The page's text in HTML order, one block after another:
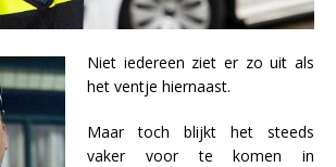
Niet iedereen ziet er zo uit als
het ventje hiernaast.
Maar toch blijkt het steeds
vaker voor te komen in